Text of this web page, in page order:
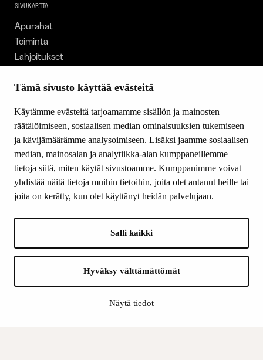
Tämä sivusto käyttää evästeitä
Käytämme evästeitä tarjoamamme sisällön ja mainosten
räätälöimiseen, sosiaalisen median ominaisuuksien tukemiseen
ja kävijämäärämme analysoimiseen. Lisäksi jaamme sosiaalisen
median, mainosalan ja analytiikka-alan kumppaneillemme
tietoja siitä, miten käytät sivustoamme. Kumppanimme voivat
yhdistää näitä tietoja muihin tietoihin, joita olet antanut heille tai
joita on kerätty, kun olet käyttänyt heidän palvelujaan.
Salli kaikki
Hyväksy välttämättömät
Näytä tiedot
SIVUKARTTA
Apurahat
Toiminta
Lahjoitukset
Ajankohtaista
Yhteystiedot
SEURAA MEITÄ
Facebook
Instagram
LinkedIn
Suomen Kulttuurirahasto: